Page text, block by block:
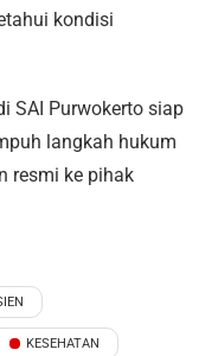
kondisi
SAI Purwokerto siap
langkah hukum
resmi ke pihak
KESEHATAN